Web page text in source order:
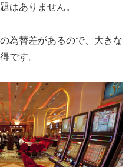
はありません。
為替差があるので、大きな
です。